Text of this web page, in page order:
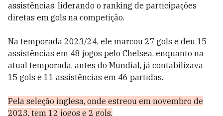
assistências, liderando o ranking de participações
diretas em gols na competição.
Na temporada 2023/24, ele marcou 27 gols e deu 15
assistências em 48 jogos pelo Chelsea, enquanto na
atual temporada, antes do Mundial, já contabilizava
15 gols e 11 assistências em 46 partidas.
Pela seleção inglesa, onde estreou em novembro de
2023, tem 12 jogos e 2 gols.